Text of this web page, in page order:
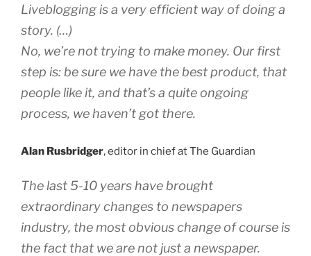
Liveblogging is a very efficient way of doing a
story. (…)
No, we’re not trying to make money. Our first
step is: be sure we have the best product, that
people like it, and that’s a quite ongoing
process, we haven’t got there.
Alan Rusbridger, editor in chief at The Guardian
The last 5-10 years have brought
extraordinary changes to newspapers
industry, the most obvious change of course is
the fact that we are not just a newspaper.